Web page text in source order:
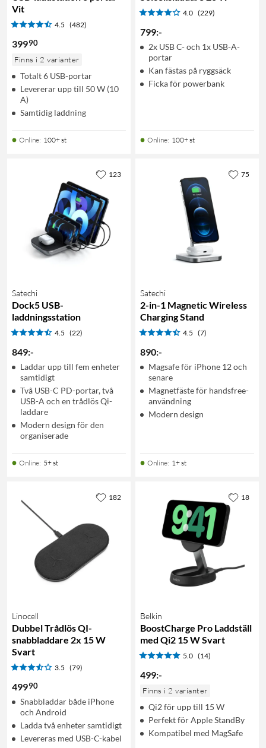
Vit
4.5 (482)
39990
Finns i 2 varianter
Totalt 6 USB-portar
Levererar upp till 50 W (10
A)
Samtidig laddning
Online: 100+ st
4.0 (229)
799:-
2x USB C- och 1x USB-A-
portar
Kan fästas på ryggsäck
Ficka för powerbank
Online: 100+ st
Satechi
Dock5 USB-
laddningsstation
4.5 (22)
849:-
Laddar upp till fem enheter
samtidigt
Två USB-C PD-portar, två
USB-A och en trådlös Qi-
laddare
Modern design för den
organiserade
Online: 5+ st
123
Satechi
2-in-1 Magnetic Wireless
Charging Stand
4.5 (7)
890:-
Magsafe för iPhone 12 och
senare
Magnetfäste för handsfree-
användning
Modern design
Online: 1+ st
75
Linocell
Dubbel Trådlös QI-
snabbladdare 2x 15 W
Svart
3.5 (79)
49990
Snabbladdar både iPhone
och Android
Ladda två enheter samtidigt
Levereras med USB-C-kabel
182
Belkin
BoostCharge Pro Laddställ
med Qi2 15 W Svart
5.0 (14)
499:-
Finns i 2 varianter
Qi2 för upp till 15 W
Perfekt för Apple StandBy
Kompatibel med MagSafe
18